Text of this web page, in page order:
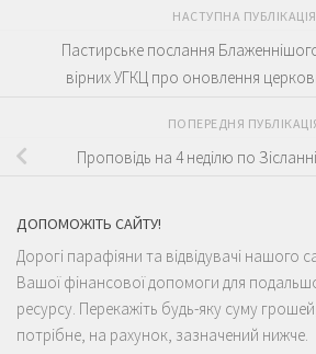
НАСТУПНА ПУБЛІКАЦІЯ
Пастирське послання
вірних УГКЦ про оновлення
ПОПЕРЕДНЯ
Проповідь на 4 неділю по
ДОПОМОЖІТЬ САЙТУ!
Дорогі парафіяни та відвідувачі нашого
Вашої фінансової допомоги для
ресурсу. Перекажіть будь-яку суму
потрібне, на рахунок, зазначений нижче.